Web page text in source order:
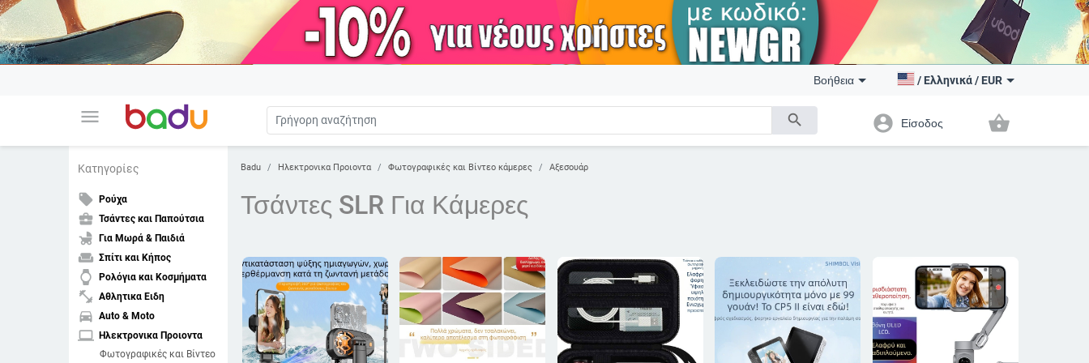
menu search
Βοήθεια / Ελληνικά/ EUR
account_circle Είσοδος shopping_basket
Κατηγορίες
local_offer Ρούχα
business_center Τσάντες και Παπούτσια
child_friendly Για Μωρά & Παιδιά
weekend Σπίτι και Κήπος
watch Ρολόγια και Κοσμήματα
fitness_center Αθλητικα Ειδη
directions_car Auto & Moto
laptop Ηλεκτρονικα Προιοντα
Φωτογραφικές και Βίντεο
Badu Ηλεκτρονικα Προιοντα Φωτογραφικές και Βίντεο κάμερες Αξεσουάρ
Τσάντες SLR Για Κάμερες